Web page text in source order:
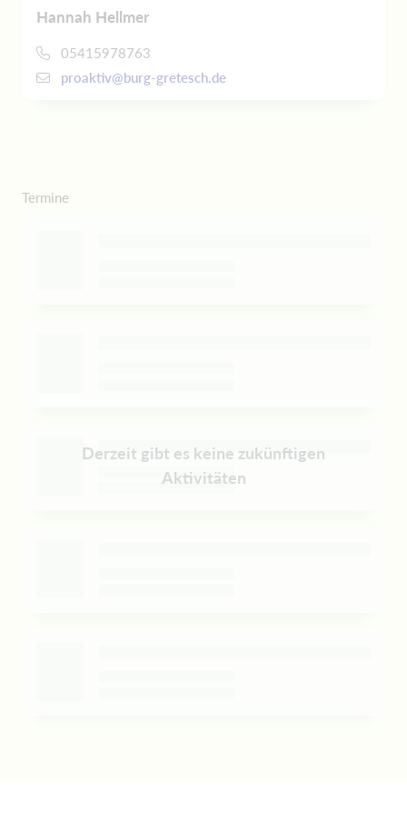
Hannah Hellmer
05415978763
proaktiv@burg-gretesch.de
Termine
Derzeit gibt es keine zukünftigen
Aktivitäten